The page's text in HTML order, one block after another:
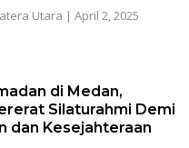
Utara | April 2, 2025
di Medan,
Silaturahmi Demi
dan Kesejahteraan